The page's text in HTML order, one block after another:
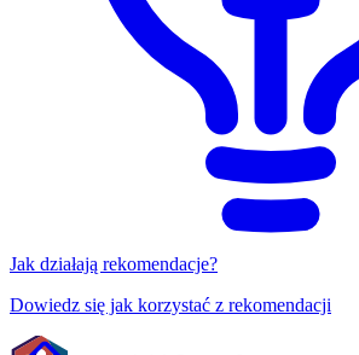
Jak działają rekomendacje?
Dowiedz się jak korzystać z rekomendacji